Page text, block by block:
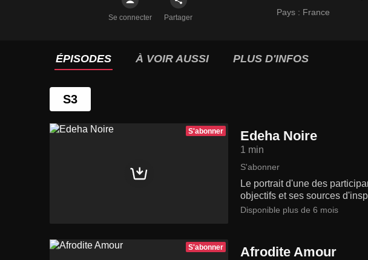
Se connecter Partager
Pays : France
ÉPISODES À VOIR AUSSI PLUS D'INFOS
S3
S'abonner Edeha Noire
1 min
S'abonner
Le portrait d'une des
objectifs et ses sources
Disponible plus de 6 mois
S'abonner Afrodite Amour